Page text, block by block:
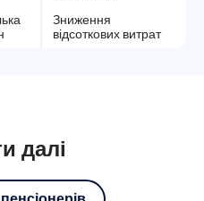
Зниження
відсоткових витрат
далі